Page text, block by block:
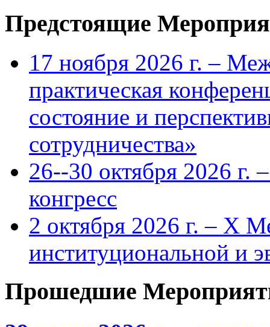
Предстоящие
17 ноября 2026 г. –
практическая
состояние и
сотрудничества»
26--30 октября 2026 г.
конгресс
2 октября 2026 г. – X
институциональной и
Прошедшие